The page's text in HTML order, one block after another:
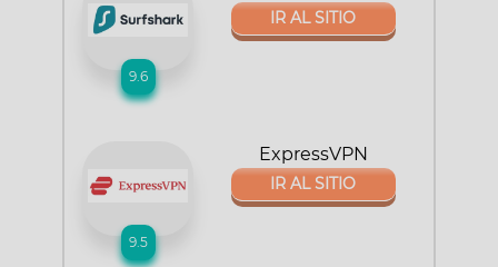
9.6
IR AL SITIO
9.5
ExpressVPN
IR AL SITIO